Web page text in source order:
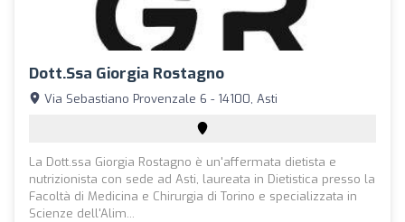
Dott.ssa Giorgia Rostagno
Via Sebastiano Provenzale 6 - 14100, Asti
La Dott.ssa Giorgia Rostagno è un'affermata dietista e
nutrizionista con sede ad Asti, laureata in Dietistica presso la
Facoltà di Medicina e Chirurgia di Torino e specializzata in
Scienze dell'Alim...